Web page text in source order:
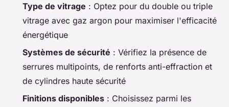
Type de vitrage : Optez pour du double ou triple
vitrage avec gaz argon pour maximiser l'efficacité
énergétique
Systèmes de sécurité : Vérifiez la présence de
serrures multipoints, de renforts anti-effraction et
de cylindres haute sécurité
Finitions disponibles : Choisissez parmi les